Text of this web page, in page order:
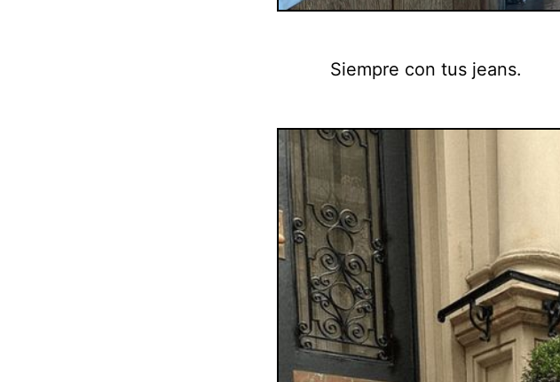
Siempre con tus jeans.